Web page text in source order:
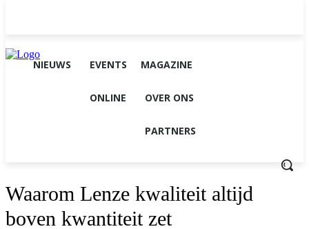
NIEUWS EVENTS MAGAZINE
ONLINE OVER ONS
PARTNERS
Waarom Lenze kwaliteit altijd
boven kwantiteit zet